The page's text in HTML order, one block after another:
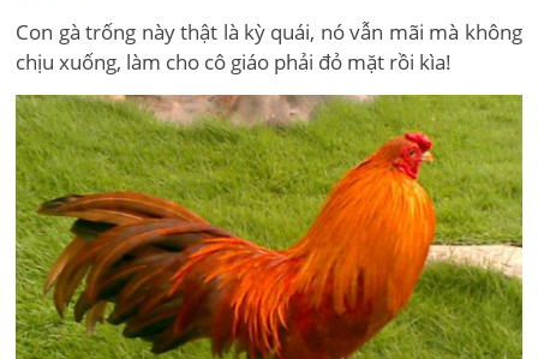
Con gà trống này thật là kỳ quái, nó vẫn mãi mà không
chịu xuống, làm cho cô giáo phải đỏ mặt rồi kìa!